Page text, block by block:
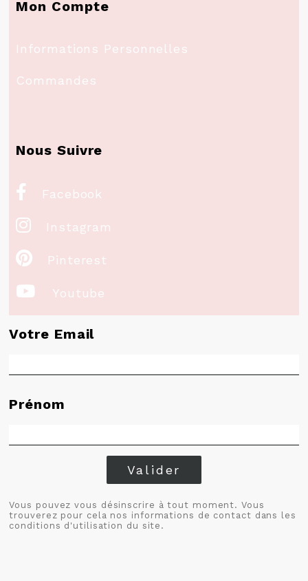
Mon Compte
Informations Personnelles
Commandes
Nous Suivre
 Facebook
 Instagram
 Pinterest
 Youtube
Votre Email
Prénom
Valider
Vous pouvez vous désinscrire à tout moment. Vous
trouverez pour cela nos informations de contact dans les
conditions d'utilisation du site.